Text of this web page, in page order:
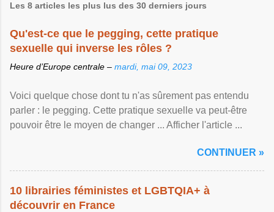
Les 8 articles les plus lus des 30 derniers jours
Qu'est-ce que le pegging, cette pratique
sexuelle qui inverse les rôles ?
Heure d’Europe centrale – mardi, mai 09, 2023
Voici quelque chose dont tu n'as sûrement pas entendu
parler : le pegging. Cette pratique sexuelle va peut-être
pouvoir être le moyen de changer ... Afficher l'article ...
CONTINUER »
10 librairies féministes et LGBTQIA+ à
découvrir en France